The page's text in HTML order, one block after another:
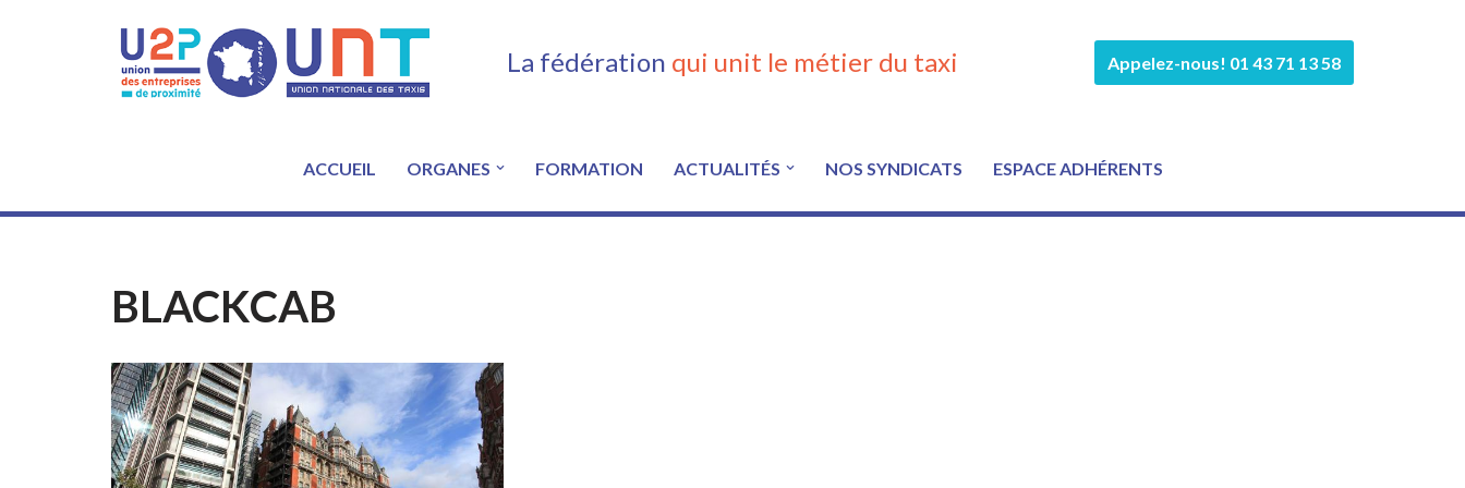
La fédération qui unit le métier du taxi Appelez-nous! 01 43 71 13 58
ACCUEIL ORGANES FORMATION ACTUALITÉS NOS SYNDICATS ESPACE ADHÉRENTS
BLACKCAB